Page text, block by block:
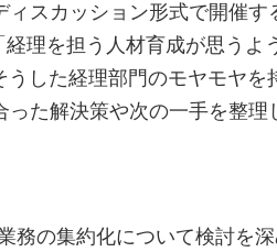
スカッション形式で開催す
理を担う人材育成が思うよ
した経理部門のモヤモヤを
た解決策や次の一手を整理
務の集約化について検討を